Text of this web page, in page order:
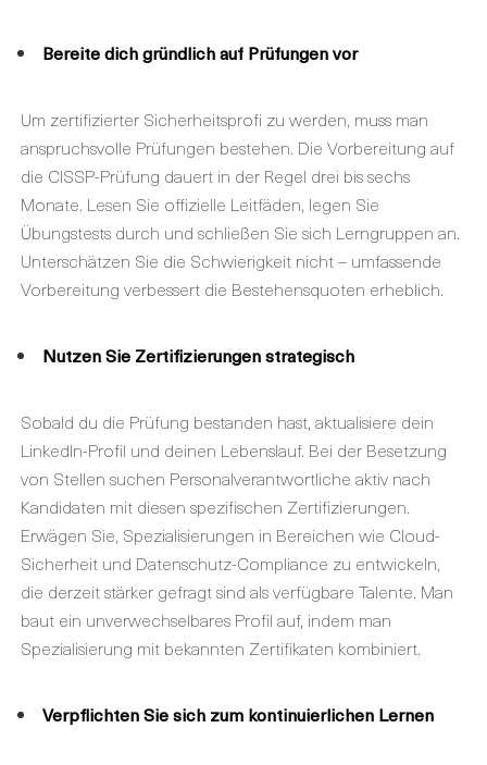
Bereite dich gründlich auf Prüfungen vor
Um zertifizierter Sicherheitsprofi zu werden, muss man
anspruchsvolle Prüfungen bestehen. Die Vorbereitung auf
die CISSP-Prüfung dauert in der Regel drei bis sechs
Monate. Lesen Sie offizielle Leitfäden, legen Sie
Übungstests durch und schließen Sie sich Lerngruppen an.
Unterschätzen Sie die Schwierigkeit nicht – umfassende
Vorbereitung verbessert die Bestehensquoten erheblich.
Nutzen Sie Zertifizierungen strategisch
Sobald du die Prüfung bestanden hast, aktualisiere dein
LinkedIn-Profil und deinen Lebenslauf. Bei der Besetzung
von Stellen suchen Personalverantwortliche aktiv nach
Kandidaten mit diesen spezifischen Zertifizierungen.
Erwägen Sie, Spezialisierungen in Bereichen wie Cloud-
Sicherheit und Datenschutz-Compliance zu entwickeln,
die derzeit stärker gefragt sind als verfügbare Talente. Man
baut ein unverwechselbares Profil auf, indem man
Spezialisierung mit bekannten Zertifikaten kombiniert.
Verpflichten Sie sich zum kontinuierlichen Lernen